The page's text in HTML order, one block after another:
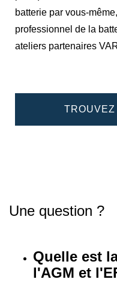
batterie par vous-
professionnel de la
ateliers partenaires
Une question ?
Quelle est
l'AGM et